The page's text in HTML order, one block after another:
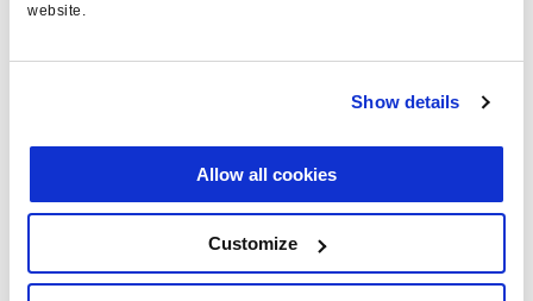
website.
Show details
Allow all cookies
Customize
Documentos
Vea todas las publicaciones relacionadas en nuestra
Biblioteca bibliográfica de productos.